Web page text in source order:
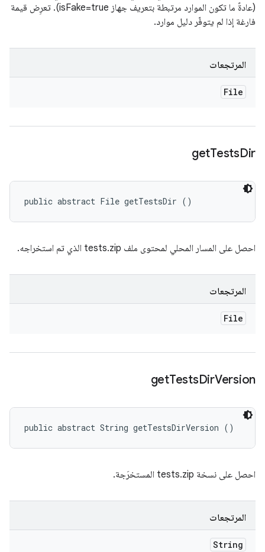
(عادةً ما تكون الموارد مرتبطة بتعريف جهاز isFake=true). تعرِض قيمة
فارغة إذا لم يتوفّر دليل موارد.
المرتجعات
File
getTestsDir
public abstract File getTestsDir ()
احصل على المسار المحلي لمحتوى ملف tests.zip الذي تم استخراجه.
المرتجعات
File
getTestsDirVersion
public abstract String getTestsDirVersion ()
احصل على نسخة tests.zip المستخرَجة.
المرتجعات
String